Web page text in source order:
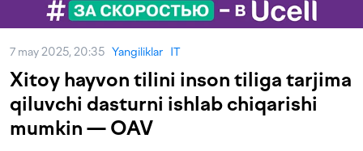
7 may 2025, 20:35 Yangiliklar IT
Xitoy hayvon tilini inson tiliga tarjima
qiluvchi dasturni ishlab chiqarishi
mumkin — OAV